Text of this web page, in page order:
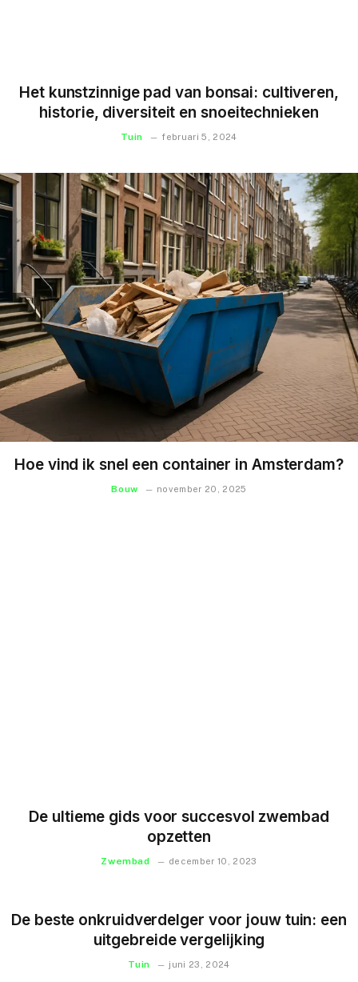
Het kunstzinnige pad van bonsai: cultiveren,
historie, diversiteit en snoeitechnieken
Tuin februari 5, 2024
Hoe vind ik snel een container in Amsterdam?
Bouw november 20, 2025
De ultieme gids voor succesvol zwembad
opzetten
Zwembad december 10, 2023
De beste onkruidverdelger voor jouw tuin: een
uitgebreide vergelijking
Tuin juni 23, 2024